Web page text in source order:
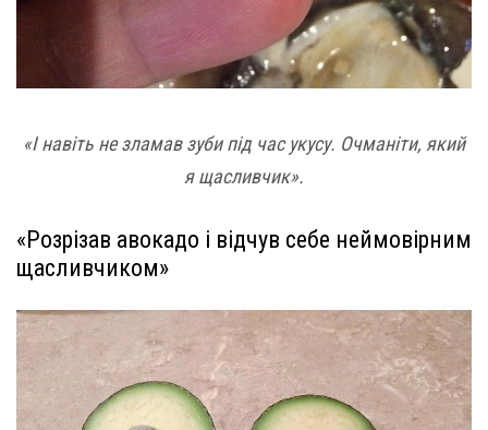
«І навіть не зламав зуби під час укусу. Очманіти, який
я щасливчик».
«Розрізав авокадо і відчув себе неймовірним
щасливчиком»